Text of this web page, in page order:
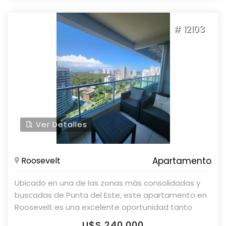
# 12103
Ver Detalles
Roosevelt Apartamento
Ubicado en una de las zonas más consolidadas y
buscadas de Punta del Este, este apartamento en
Roosevelt es una excelente oportunidad tanto
para vivir todo el año como para invertir con renta